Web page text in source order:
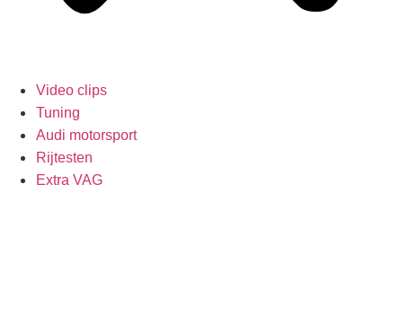
Video clips
Tuning
Audi motorsport
Rijtesten
Extra VAG